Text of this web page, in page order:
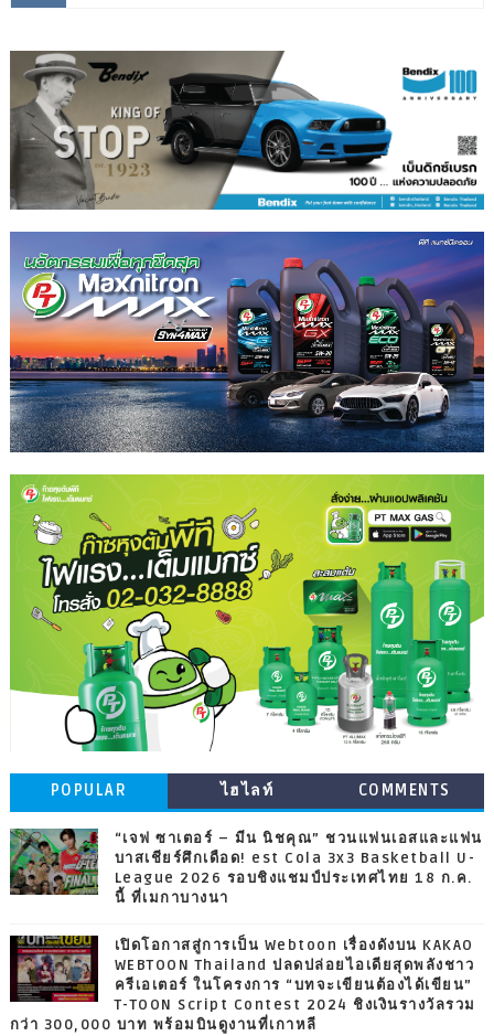
POPULAR ไฮไลท์ COMMENTS
“เจฟ ซาเตอร์ – มีน นิชคุณ” ชวนแฟนเอสและแฟน
บาสเชียร์ศึกเดือด! est Cola 3x3 Basketball U-
League 2026 รอบชิงแชมป์ประเทศไทย 18 ก.ค.
นี้ ที่เมกาบางนา
เปิดโอกาสสู่การเป็น Webtoon เรื่องดังบน KAKAO
WEBTOON Thailand ปลดปล่อยไอเดียสุดพลังชาว
ครีเอเตอร์ ในโครงการ “บทจะเขียนต้องได้เขียน”
T-TOON Script Contest 2024 ชิงเงินรางวัลรวม
กว่า 300,000 บาท พร้อมบินดูงานที่เกาหลี